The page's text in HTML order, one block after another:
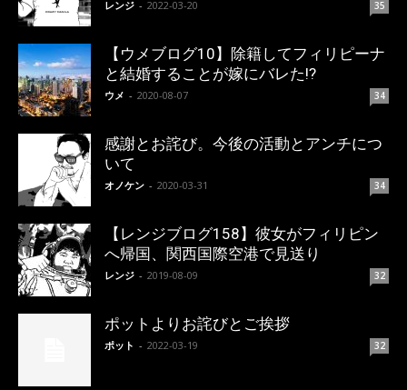
レンジ - 2022-03-20 35
【ウメブログ10】除籍してフィリピーナ
と結婚することが嫁にバレた!?
ウメ - 2020-08-07 34
感謝とお詫び。今後の活動とアンチにつ
いて
オノケン - 2020-03-31 34
【レンジブログ158】彼女がフィリピン
へ帰国、関西国際空港で見送り
レンジ - 2019-08-09 32
ポットよりお詫びとご挨拶
ポット - 2022-03-19 32